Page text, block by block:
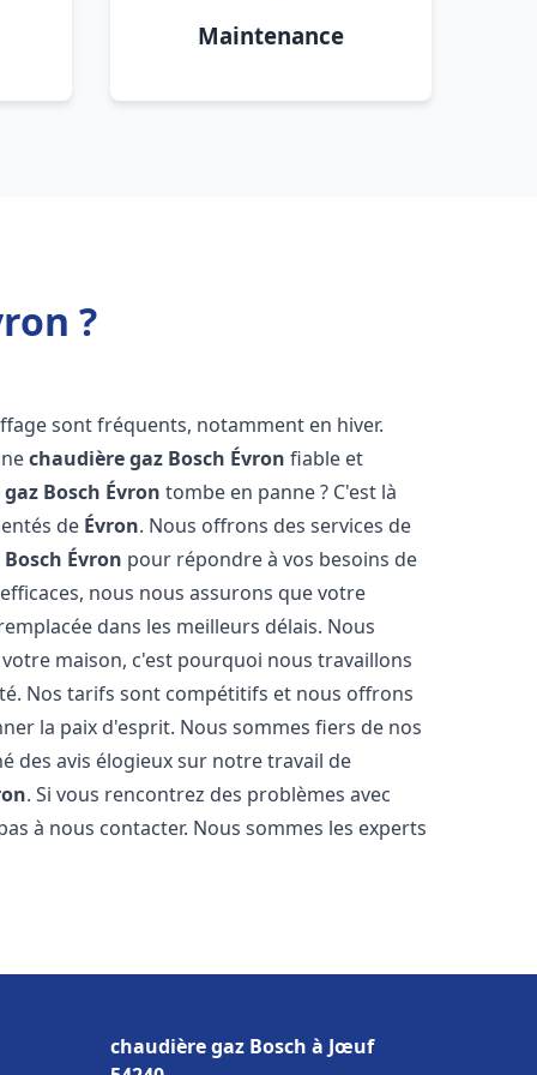
Maintenance
?
sont fréquents, notamment en hiver.
chaudière gaz Bosch Évron fiable et
Bosch Évron tombe en panne ? C'est là
de Évron. Nous offrons des services de
Évron pour répondre à vos besoins de
nous nous assurons que votre
dans les meilleurs délais. Nous
maison, c'est pourquoi nous travaillons
Nos tarifs sont compétitifs et nous offrons
la paix d'esprit. Nous sommes fiers de nos
des avis élogieux sur notre travail de
. Si vous rencontrez des problèmes avec
à nous contacter. Nous sommes les experts
chaudière gaz Bosch à Jœuf